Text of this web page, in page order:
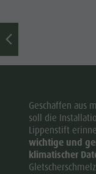
Geschaffen aus
soll die
Lippenstift
wichtige und
klimatischer